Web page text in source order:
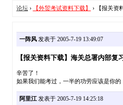
论坛› 【外贸考试资料下载】 › 【报关资
一阵风发表于 2005-7-19 13:49:07
【报关资料下载】海关总署内部复
辛苦了！
如果我们能考过，一半的功劳应该是你的
阿里江发表于 2005-7-19 14:25:18